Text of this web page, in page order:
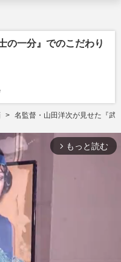
の一分』でのこだわり
名監督・山田洋次が見せた『武
arrow_forward_ios もっと読む